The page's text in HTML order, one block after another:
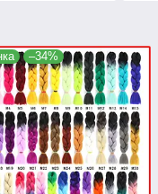
–34%